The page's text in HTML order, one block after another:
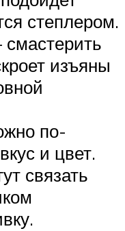
степлером.
изъяны
по-
и цвет.
связать